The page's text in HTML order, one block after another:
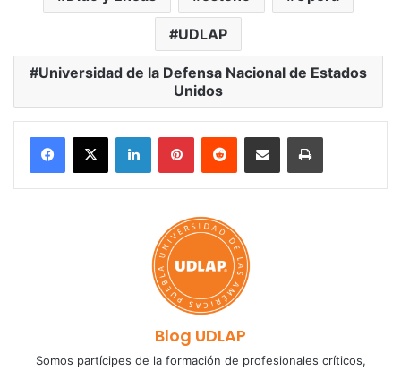
UDLAP
Universidad de la Defensa Nacional de Estados
Unidos
LinkedInPinterestReddit Share via Email Print
Blog UDLAP
Somos partícipes de la formación de profesionales críticos,